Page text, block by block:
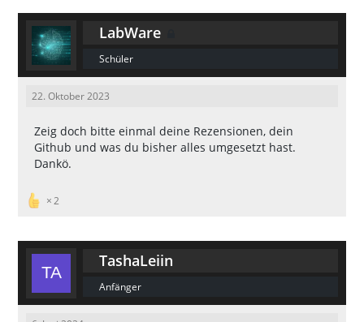
LabWare
Schüler
22. Oktober 2023
Zeig doch bitte einmal deine Rezensionen, dein
Github und was du bisher alles umgesetzt hast.
Dankö.
2
TashaLeiin
Anfänger